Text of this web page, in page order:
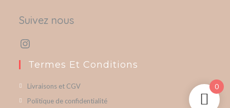
Suivez nous
Termes Et Conditions
Livraisons et CGV
Politique de confidentialité
0